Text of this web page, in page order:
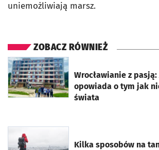
uniemożliwiają marsz.
ZOBACZ RÓWNIEŻ
Wrocławianie z
opowiada o tym jak
świata
otworzy się w nowej karcie
Kilka sposobów na
otworzy się w nowej karcie